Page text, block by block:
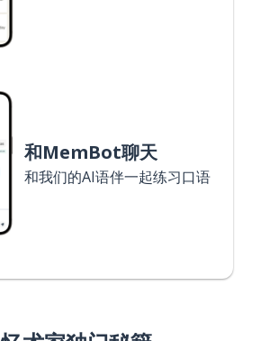
和MemBot聊天
和我们的AI语伴一起练习口语